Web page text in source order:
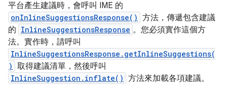
平台產生建議時，會呼叫 IME 的
onInlineSuggestionsResponse() 方法，傳遞包含建議
的 InlineSuggestionsResponse 。您必須實作這個方
法。實作時，請呼叫
InlineSuggestionsResponse.getInlineSuggestions(
) 取得建議清單，然後呼叫
InlineSuggestion.inflate() 方法來加載各項建議。